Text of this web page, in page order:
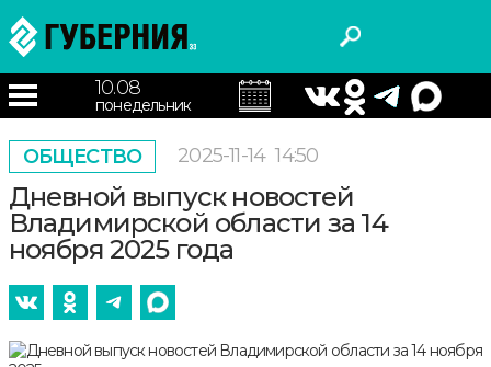
10.08
понедельник
ОБЩЕСТВО 2025-11-14 14:50
Дневной выпуск новостей
Владимирской области за 14
ноября 2025 года